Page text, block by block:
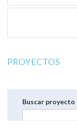
PROYECTOS
Buscar proyecto